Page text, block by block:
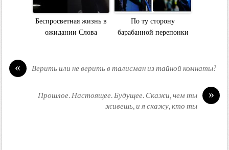
Беспросветная жизнь в
ожидании Слова
По ту сторону
барабанной перепонки
« Верить или не верить в талисман из тайной комнаты?
»
Прошлое. Настоящее. Будущее. Скажи, чем ты
живешь, и я скажу, кто ты